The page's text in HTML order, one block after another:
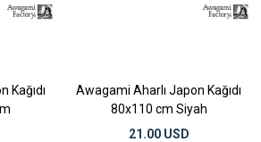
Kağıdı
Awagami Aharlı Japon Kağıdı
80x110 cm Siyah
21.00 USD